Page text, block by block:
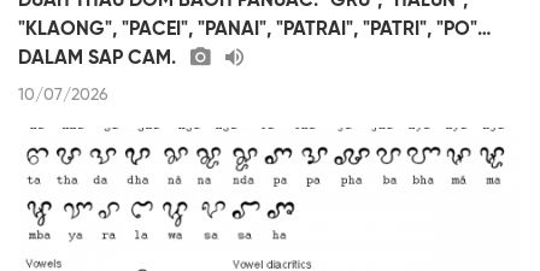
"KLAONG", "PACEI", "PANAI", "PATRAI", "PATRI", "PO"…
DALAM SAP CAM.
10/07/2026